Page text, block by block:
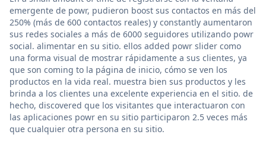
emergente de powr, pudieron boost sus contactos en más del
250% (más de 600 contactos reales) y constantly aumentaron
sus redes sociales a más de 6000 seguidores utilizando powr
social. alimentar en su sitio. ellos added powr slider como
una forma visual de mostrar rápidamente a sus clientes, ya
que son coming to la página de inicio, cómo se ven los
productos en la vida real. muestra bien sus productos y les
brinda a los clientes una excelente experiencia en el sitio. de
hecho, discovered que los visitantes que interactuaron con
las aplicaciones powr en su sitio participaron 2.5 veces más
que cualquier otra persona en su sitio.